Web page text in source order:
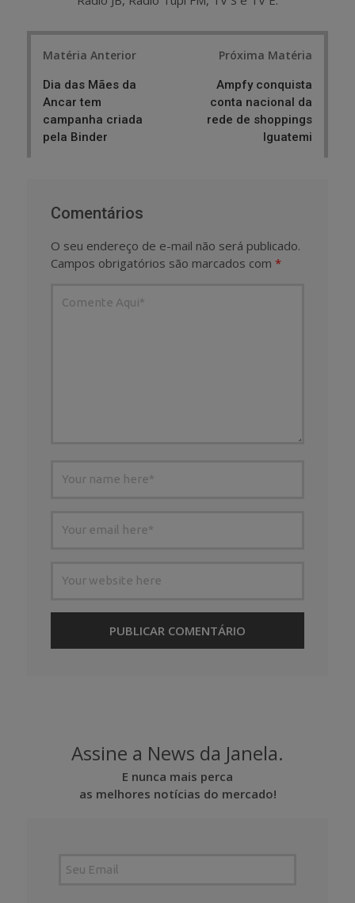
Matéria Anterior
Dia das Mães da
Ancar tem
campanha criada
pela Binder
Próxima Matéria
Ampfy conquista
conta nacional da
rede de shoppings
Iguatemi
Comentários
O seu endereço de e-mail não será publicado.
Campos obrigatórios são marcados com *
Assine a News da Janela.
E nunca mais perca
as melhores notícias do mercado!